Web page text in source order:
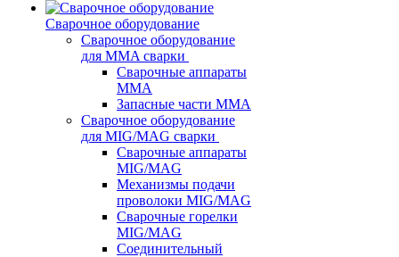
Сварочное оборудование
Сварочное оборудование
для MMA сварки
Сварочные аппараты
MMA
Запасные части MMA
Сварочное оборудование
для MIG/MAG сварки
Сварочные аппараты
MIG/MAG
Механизмы подачи
проволоки MIG/MAG
Сварочные горелки
MIG/MAG
Соединительный